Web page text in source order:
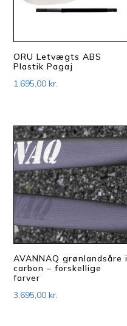
ORU Letvægts ABS
Plastik Pagaj
1.695,00kr.
AVANNAQ grønlandsåre i
carbon – forskellige
farver
3.695,00kr.